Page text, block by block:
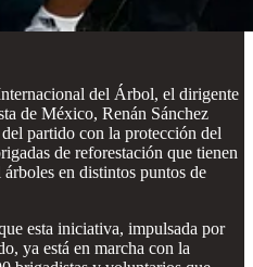
del Árbol, el dirigente
de México, Renán Sánchez
partido con la protección del
de reforestación que tienen
en distintos puntos de
esta iniciativa, impulsada por
ya está en marcha con la